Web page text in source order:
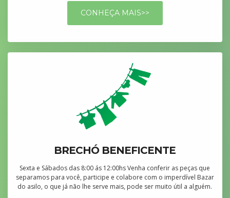
CONHEÇA MAIS>>
BRECHÓ BENEFICENTE
Sexta e Sábados das 8:00 ás 12:00hs Venha conferir as peças que
separamos para você, participe e colabore com o imperdível Bazar
do asilo, o que já não lhe serve mais, pode ser muito útil a alguém.